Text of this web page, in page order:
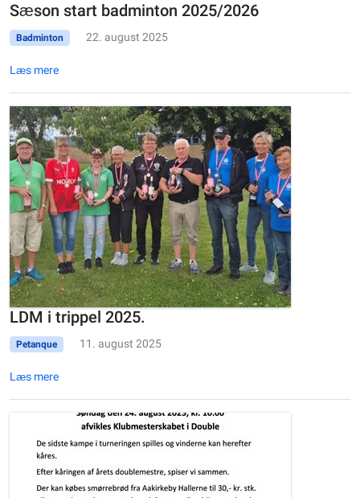
Sæson start badminton 2025/2026
Badminton 22. august 2025
Læs mere
LDM i trippel 2025.
Petanque 11. august 2025
Læs mere